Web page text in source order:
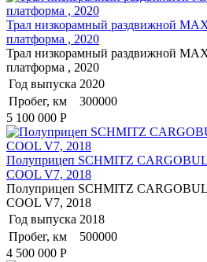
Трал низкорамный раздвижной
платформа , 2020
Трал низкорамный раздвижной
платформа , 2020
Год выпуска 2020
Пробег, км
300000
5 100 000 Р
Полуприцеп SCHMITZ
COOL V7, 2018
Полуприцеп SCHMITZ
COOL V7, 2018
Год выпуска 2018
Пробег, км
500000
4 500 000 Р